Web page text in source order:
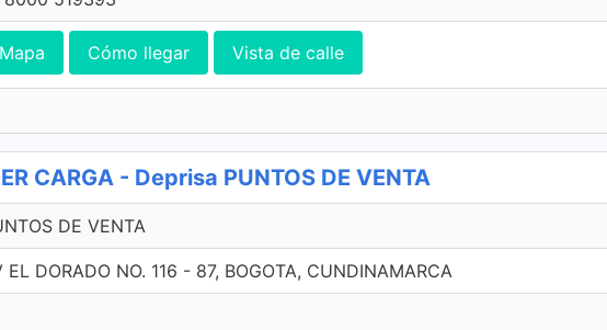
Mapa Cómo llegar Vista de calle
CARGA - Deprisa PUNTOS DE VENTA
DE VENTA
EL DORADO NO. 116 - 87, BOGOTA, CUNDINAMARCA